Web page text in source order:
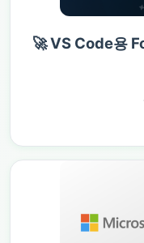
🚀 VS Code용